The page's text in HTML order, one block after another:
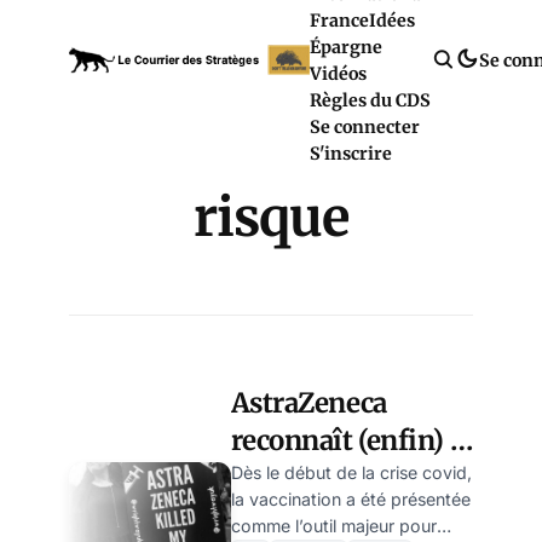
FranceIdées
Épargne
Vidéos
Règles du CDS
Se connecter
S'inscrire
Se
risque
AstraZeneca
reconnaît (enfin) la
dangerosité de son
vaccin
Dès le début de la crise covid,
la vaccination a été présentée
comme l’outil majeur pour